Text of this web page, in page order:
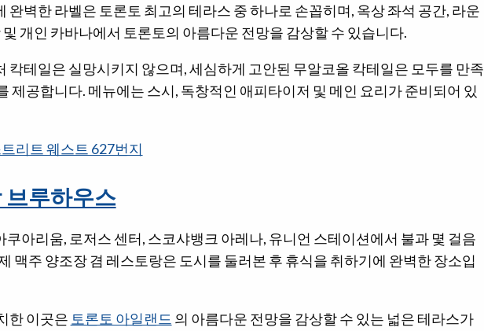
완벽한 라벨은 토론토 최고의 테라스 중 하나로 손꼽히며, 옥상 좌석 공간, 라운
및 개인 카바나에서 토론토의 아름다운 전망을 감상할 수 있습니다.
칵테일은 실망시키지 않으며, 세심하게 고안된 무알코올 칵테일은 모두를 만족
제공합니다. 메뉴에는 스시, 독창적인 애피타이저 및 메인 요리가 준비되어 있
리트 웨스트 627번지
루하우스
쿠아리움, 로저스 센터, 스코샤뱅크 아레나, 유니언 스테이션에서 불과 몇 걸음
맥주 양조장 겸 레스토랑은 도시를 둘러본 후 휴식을 취하기에 완벽한 장소입
한 이곳은 토론토 아일랜드 의 아름다운 전망을 감상할 수 있는 넓은 테라스가